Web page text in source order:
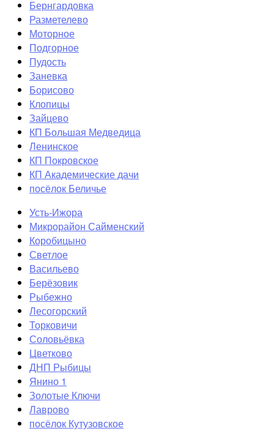
Бернгардовка
Разметелево
Моторное
Подгорное
Пудость
Заневка
Борисово
Клопицы
Зайцево
КП Большая Медведица
Ленинское
КП Покровское
КП Академические дачи
посёлок Беличье
Усть-Ижора
Микрорайон Сайменский
Коробицыно
Светлое
Васильево
Берёзовик
Рыбежно
Лесогорский
Торковичи
Соловьёвка
Цветково
ДНП Рыбицы
Янино 1
Золотые Ключи
Лаврово
посёлок Кутузовское